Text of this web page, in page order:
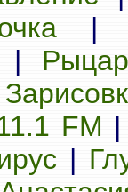
|
FM
|